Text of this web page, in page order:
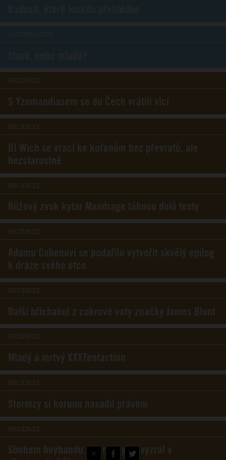
×
RECENZE
S Yzomandiasem se do Čech vrátili vlci
RECENZE
DJ Wich se vrací ke kořenům bez převratů, ale
bezstarostně
RECENZE
Růžový zvuk kytar Mandrage táhnou dolů texty
RECENZE
Adamu Cohenovi se podařilo vytvořit skvělý epilog
k dráze svého otce
RECENZE
Další břichabol z cukrové vaty značky James Blunt
RECENZE
Mladý a mrtvý XXXTentaction
RECENZE
Stormzy si korunu nasadil právem
RECENZE
Sbohem boybandu. Harry Styles vyzrál v